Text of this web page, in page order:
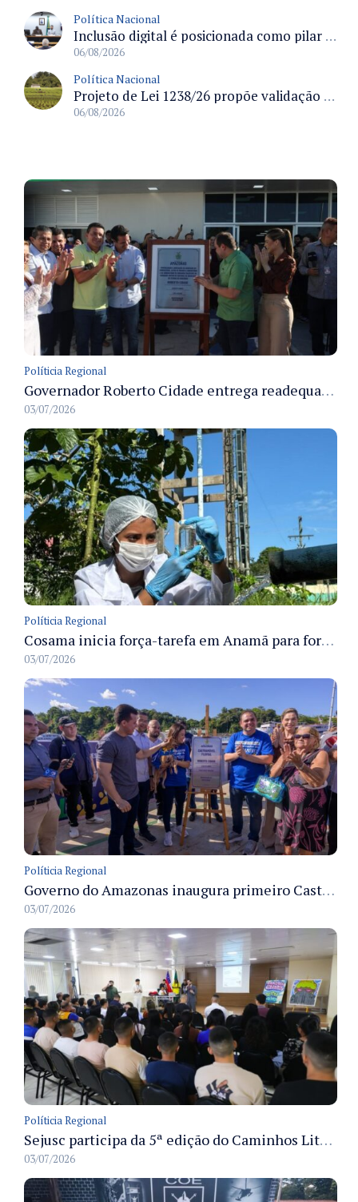
Política Nacional
Inclusão digital é posicionada como pilar essencial da reurbanização de favelas e periferias
06/08/2026
Política Nacional
Projeto de Lei 1238/26 propõe validação automática do Cadastro Ambiental Rural para imóveis de até quatro módulos fiscais
06/08/2026
Políticia Regional
Governador Roberto Cidade entrega readequação do ambulatório da FCecon e amplia capacidade de atendimento oncológico em Manaus
03/07/2026
Políticia Regional
Cosama inicia força-tarefa em Anamã para fortalecer abastecimento de água e segurança hídrica da população
03/07/2026
Políticia Regional
Governo do Amazonas inaugura primeiro Castramóvel Fluvial para atendimento veterinário às comunidades ribeirinhas e castração gratuita
03/07/2026
Políticia Regional
Sejusc participa da 5ª edição do Caminhos Literários com foco na cultura hip-hop nas unidades socioeducativas
03/07/2026